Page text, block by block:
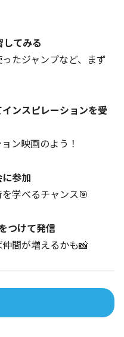
てみる
たジャンプなど、まず
ンスピレーションを受
ン映画のよう！
参加
学べるチャンス🎯
つけて発信
間が増えるかも📸